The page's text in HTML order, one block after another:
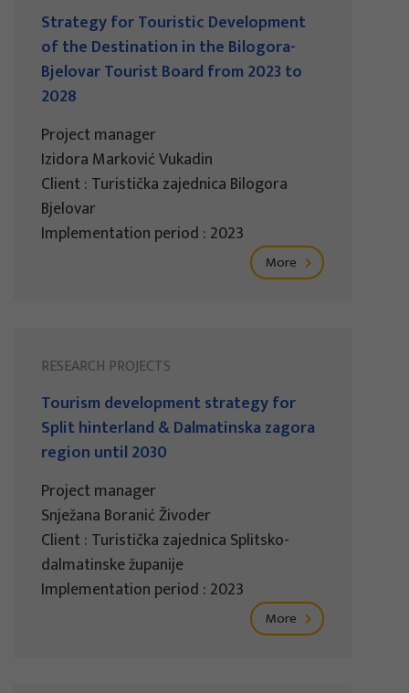
Strategy for Touristic Development
of the Destination in the Bilogora-
Bjelovar Tourist Board from 2023 to
2028
Project manager
Izidora Marković Vukadin
Client : Turistička zajednica Bilogora
Bjelovar
Implementation period : 2023
More
RESEARCH PROJECTS
Tourism development strategy for
Split hinterland & Dalmatinska zagora
region until 2030
Project manager
Snježana Boranić Živoder
Client : Turistička zajednica Splitsko-
dalmatinske županije
Implementation period : 2023
More